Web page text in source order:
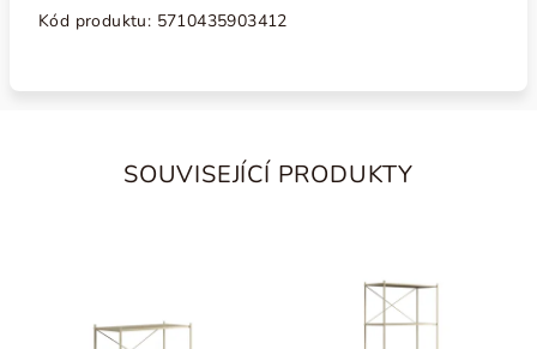
Kód produktu: 5710435903412
SOUVISEJÍCÍ PRODUKTY